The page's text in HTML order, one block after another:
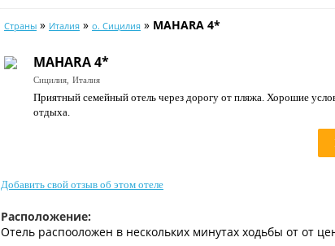
Страны » Италия » о. Сицилия » MAHARA 4*
MAHARA 4*
Сицилия, Италия
Приятный семейный отель через дорогу от пляжа. Хорошие
отдыха.
Добавить свой отзыв об этом отеле
Расположение:
Отель распооложен в нескольких минутах ходьбы от от